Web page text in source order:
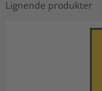
Lignende produkter